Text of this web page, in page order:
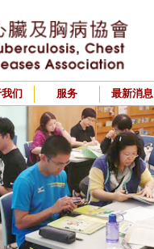
们 服务 最新消息